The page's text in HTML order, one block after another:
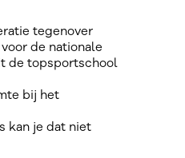
tegenover
de nationale
de topsportschool
bij het
kan je dat niet